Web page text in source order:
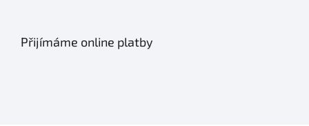
Přijímáme online platby